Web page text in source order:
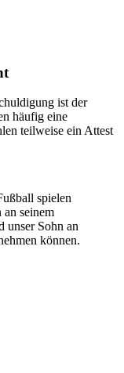
ist der
häufig eine
teilweise ein Attest
spielen
seinem
unser Sohn an
können.